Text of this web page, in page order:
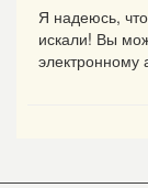
Я надеюсь,
искали! Вы
электронному